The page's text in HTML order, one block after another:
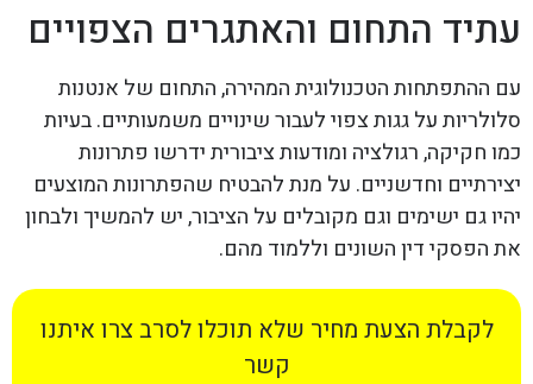
עתיד התחום והאתגרים הצפויים
עם ההתפתחות הטכנולוגית המהירה, התחום של אנטנות
סלולריות על גגות צפוי לעבור שינויים משמעותיים. בעיות
כמו חקיקה, רגולציה ומודעות ציבורית ידרשו פתרונות
יצירתיים וחדשניים. על מנת להבטיח שהפתרונות המוצעים
יהיו גם ישימים וגם מקובלים על הציבור, יש להמשיך ולבחון
את הפסקי דין השונים וללמוד מהם.
לקבלת הצעת מחיר שלא תוכלו לסרב צרו איתנו
קשר